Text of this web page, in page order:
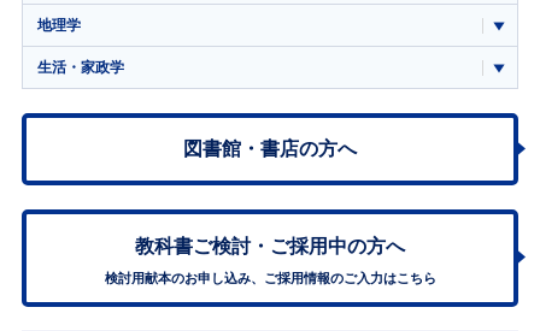
地理学
生活・家政学
図書館・書店の方へ
教科書ご検討・ ご採用中の方へ
検討用献本のお申し込み、ご採用情報のご入力はこちら